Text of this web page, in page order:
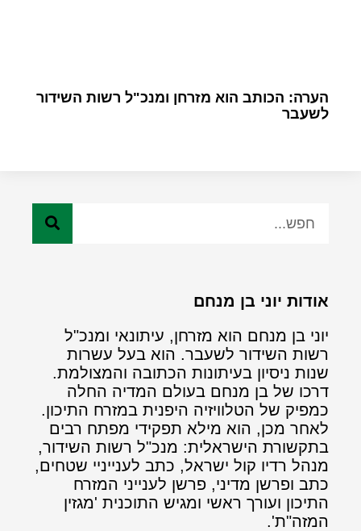
הערה: הכותב הוא מזרחן ומנכ"ל רשות השידור
לשעבר
אודות יוני בן מנחם
יוני בן מנחם הוא מזרחן, עיתונאי ומנכ"ל
רשות השידור לשעבר. הוא בעל עשרות
שנות ניסיון בעיתונות הכתובה והמצולמת.
דרכו של בן מנחם בעולם המדיה החלה
כמפיק של הטלוויזיה היפנית במזרח התיכון.
לאחר מכן, הוא מילא תפקידי מפתח רבים
בתקשורת הישראלית: מנכ"ל רשות השידור,
מנהל רדיו קול ישראל, כתב לענייניי שטחים,
כתב ופרשן מדיני, פרשן לענייני המזרח
התיכון ועורך ראשי ומגיש התוכנית 'מגזין
המזה"ת'.